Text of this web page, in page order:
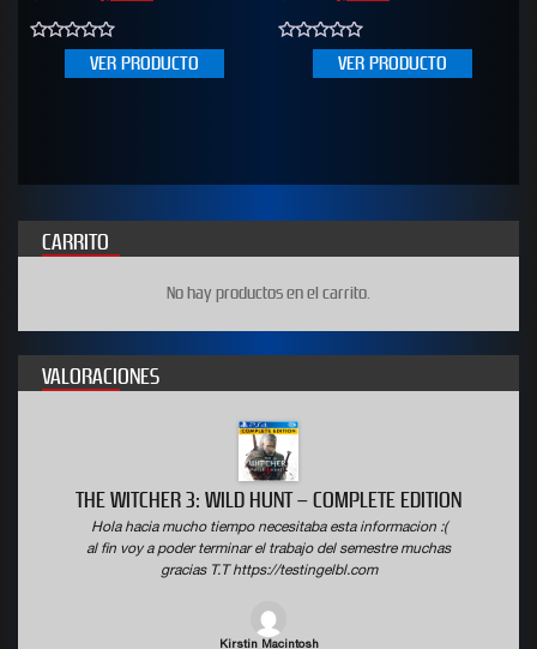
VER PRODUCTO VER PRODUCTO
CARRITO
No hay productos en el carrito.
VALORACIONES
THE WITCHER 3: WILD HUNT – COMPLETE EDITION
Hola hacia mucho tiempo necesitaba esta informacion :(
al fin voy a poder terminar el trabajo del semestre muchas
gracias T.T https://testingelbl.com
Kirstin Macintosh